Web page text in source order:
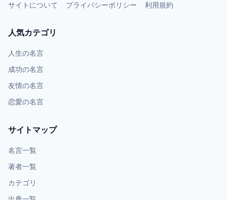
サイトについて プライバシーポリシー 利用規約
人気カテゴリ
人生の名言
成功の名言
友情の名言
恋愛の名言
サイトマップ
名言一覧
著者一覧
カテゴリ